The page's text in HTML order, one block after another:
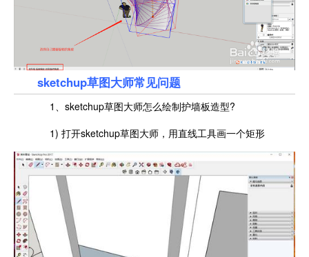
sketchup草图大师常见问题
1、sketchup草图大师怎么绘制护墙板造型?
1) 打开sketchup草图大师，用直线工具画一个矩形